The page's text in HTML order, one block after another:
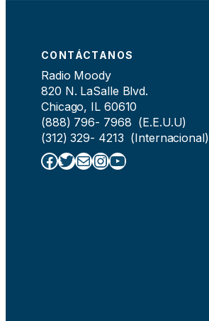
CONTÁCTANOS
Radio Moody
820 N. LaSalle Blvd.
Chicago, IL 60610
(888) 796- 7968 (E.E.U.U)
(312) 329- 4213 (Internacional)
Facebook Twitter Correo electrónico InstagramYouTube